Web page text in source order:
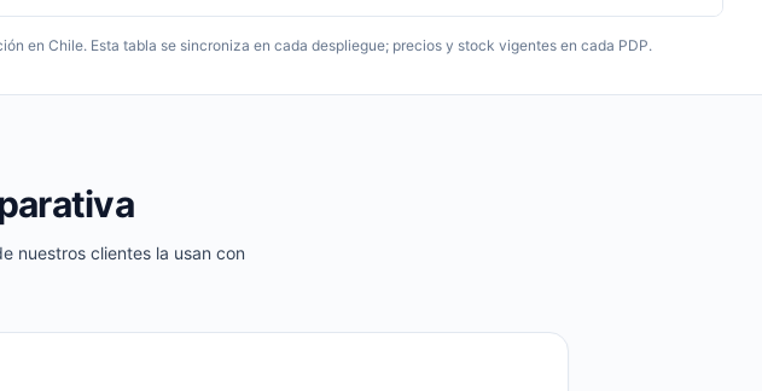
en Chile. Esta tabla se sincroniza en cada despliegue; precios y stock vigentes en cada PDP.
nuestros clientes la usan con